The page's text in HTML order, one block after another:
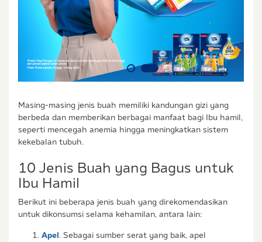
Masing-masing jenis buah memiliki kandungan gizi yang
berbeda dan memberikan berbagai manfaat bagi Ibu hamil,
seperti mencegah anemia hingga meningkatkan sistem
kekebalan tubuh.
10 Jenis Buah yang Bagus untuk
Ibu Hamil
Berikut ini beberapa jenis buah yang direkomendasikan
untuk dikonsumsi selama kehamilan, antara lain:
Apel. Sebagai sumber serat yang baik, apel